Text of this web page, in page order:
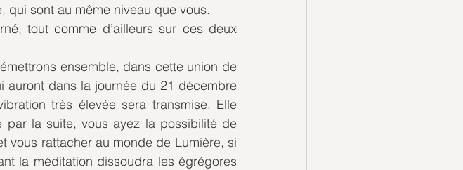
qui sont au même niveau que vous.
tout comme d’ailleurs sur ces deux
ensemble, dans cette union de
auront dans la journée du 21 décembre
très élevée sera transmise. Elle
par la suite, vous ayez la possibilité de
vous rattacher au monde de Lumière, si
la méditation dissoudra les égrégores